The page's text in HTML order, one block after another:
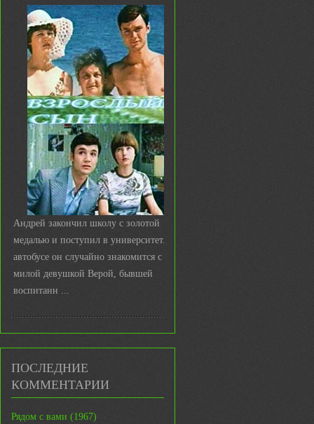
Андрей закончил школу с золотой
медалью и поступил в университет. В
автобусе он случайно знакомится с
милой девушкой Верой, бывшей
воспитанн ...
ПОСЛЕДНИЕ
КОММЕНТАРИИ
Рядом с вами (1967)